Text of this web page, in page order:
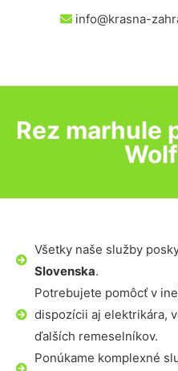
info@krasna-
Rez marhule
Všetky naše služby
Slovenska.
Potrebujete pomôcť v
dispozícii aj elektrikára,
ďalších remeselníkov.
Ponúkame komplexné